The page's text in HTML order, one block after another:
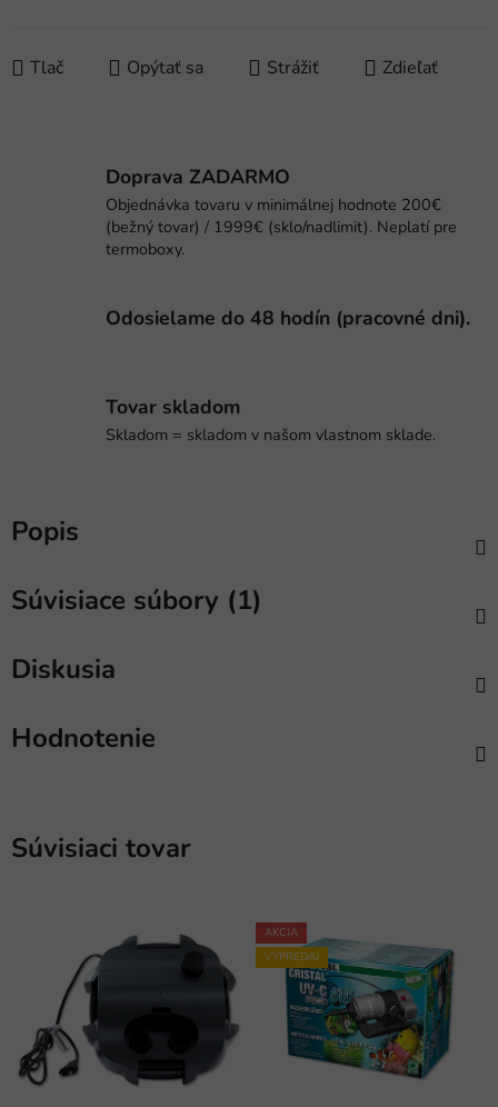
Tlač Opýtať sa Strážiť Zdieľať
Doprava ZADARMO
Objednávka tovaru v minimálnej hodnote 200€
(bežný tovar) / 1999€ (sklo/nadlimit). Neplatí pre
termoboxy.
Odosielame do 48 hodín (pracovné dni).
Tovar skladom
Skladom = skladom v našom vlastnom sklade.
Popis
Súvisiace súbory (1)
Diskusia
Hodnotenie
Súvisiaci tovar
AKCIA
VÝPREDAJ